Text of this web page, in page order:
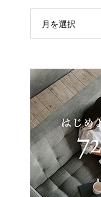
月を選択